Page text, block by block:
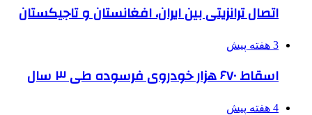
اتصال ترانزیتی بین ایران، افغانستان و تاجیکستان
3 هفته پیش
اسقاط ۶۷۰ هزار خودروی فرسوده طی ۳ سال
4 هفته پیش